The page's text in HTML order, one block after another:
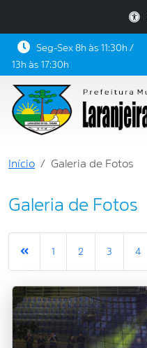
Seg-Sex 8h às 11:30h /
13h às 17:30h
Início Galeria de Fotos
Galeria de Fotos
1 2 3 4